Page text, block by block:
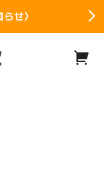
せ〉